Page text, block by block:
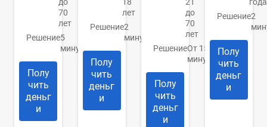
70
лет
Решение5
минут
Полу
чить
деньг
и
лет
Решение2
минуты
Полу
чить
деньг
и
до
70
лет
РешениеОт 15
минут
Полу
чить
деньг
и
Решение2
Полу
чить
деньг
и